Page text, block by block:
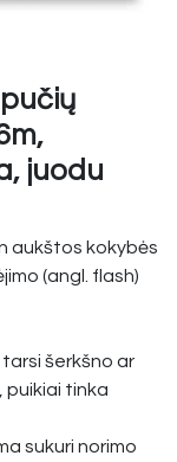
juodu
aukštos kokybės
(angl. flash)
tarsi šerkšno ar
puikiai tinka
sukuri norimo